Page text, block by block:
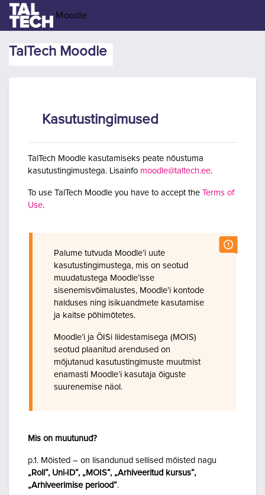
Jäta vahele peasisuni
Moodle
TalTech Moodle
Kasutustingimused
TalTech Moodle kasutamiseks peate nõustuma
kasutustingimustega. Lisainfo moodle@taltech.ee.
To use TalTech Moodle you have to accept the Terms of
Use.
Palume tutvuda Moodle’i uute
kasutustingimustega, mis on seotud
muudatustega Moodle’isse
sisenemisvõimalustes, Moodle’i kontode
halduses ning isikuandmete kasutamise
ja kaitse põhimõtetes.
Moodle’i ja ÕISi liidestamisega (MOIS)
seotud plaanitud arendused on
mõjutanud kasutustingimuste muutmist
enamasti Moodle’i kasutaja õiguste
suurenemise näol.
Mis on muutunud?
p.1. Mõisted – on lisandunud sellised mõisted nagu
„Roll“, Uni-ID“, „MOIS“, „Arhiveeritud kursus“,
„Arhiveerimise periood“.